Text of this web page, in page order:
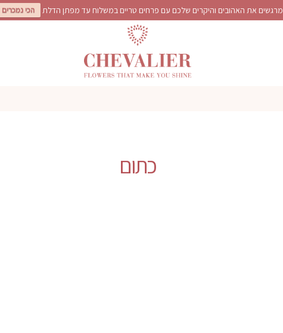
מרגשים את האהובים והיקרים שלכם עם פרחים טריים במשלוח עד מפתן הדלת הכי נמכרים
כתום